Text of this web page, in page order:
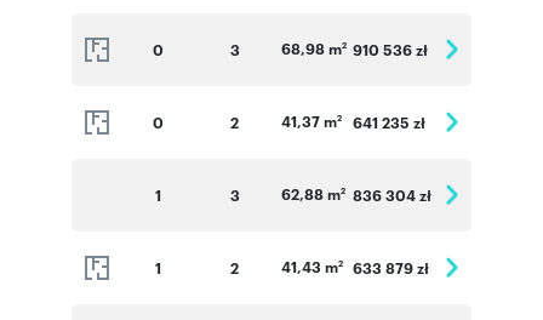
0 3 68,98 m2 910 536 zł
0 2 41,37 m2 641 235 zł
1 3 62,88 m2 836 304 zł
1 2 41,43 m2 633 879 zł